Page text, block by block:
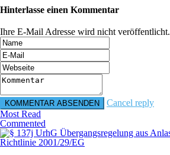
Hinterlasse einen Kommentar
Ihre E-Mail Adresse wird nicht veröffentlicht.
Cancel reply
Most Read
Commented